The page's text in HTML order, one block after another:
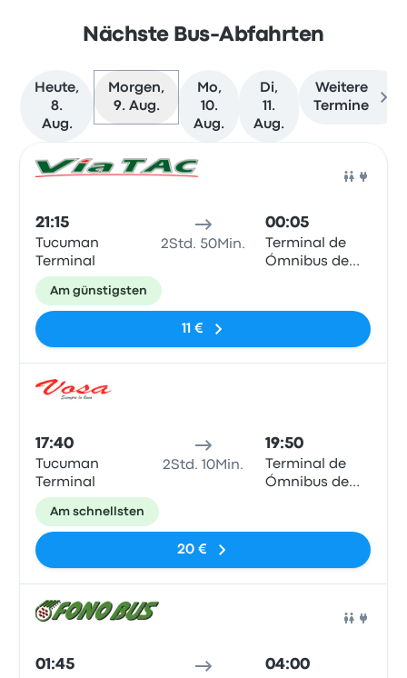
Nächste Bus-Abfahrten
Heute,
8.
Aug.
Morgen,
9. Aug.
Mo,
10.
Aug.
Di,
11.
Aug.
Weitere
Termine
21:15
Tucuman
Terminal
2Std. 50Min.
00:05
Terminal de
Ómnibus de
Am günstigsten
11 €
17:40
Tucuman
Terminal
2Std. 10Min.
19:50
Terminal de
Ómnibus de
Am schnellsten
20 €
01:45 04:00